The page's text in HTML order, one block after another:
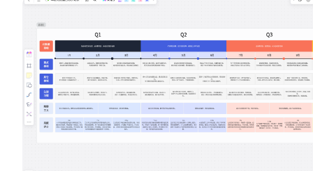
客户端、插件
解决方案